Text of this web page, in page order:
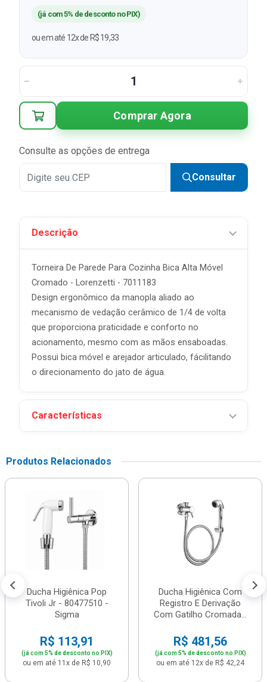
(já com 5% de desconto no PIX)
ou em até 12x de R$ 19,33
Comprar Agora
Consulte as opções de entrega
Consultar
Descrição
Torneira De Parede Para Cozinha Bica Alta Móvel
Cromado - Lorenzetti - 7011183
Design ergonômico da manopla aliado ao
mecanismo de vedação cerâmico de 1/4 de volta
que proporciona praticidade e conforto no
acionamento, mesmo com as mãos ensaboadas.
Possui bica móvel e arejador articulado, fácilitando
o direcionamento do jato de água.
Características
Produtos Relacionados
Ducha Higiênica Pop
Tivoli Jr - 80477510 -
Sigma
R$ 113,91
(já com 5% de desconto no PIX)
ou em até 11x de R$ 10,90
Ducha Higiênica Com
Registro E Derivação
Com Gatilho Cromada...
R$ 481,56
(já com 5% de desconto no PIX)
ou em até 12x de R$ 42,24